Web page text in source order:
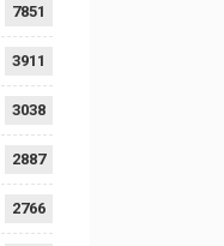
7851
3911
3038
2887
2766